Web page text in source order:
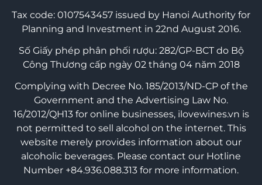
Tax code: 0107543457 issued by Hanoi Authority for
Planning and Investment in 22nd August 2016.
Số Giấy phép phân phối rượu: 282/GP-BCT do Bộ
Công Thương cấp ngày 02 tháng 04 năm 2018
Complying with Decree No. 185/2013/ND-CP of the
Government and the Advertising Law No.
16/2012/QH13 for online businesses, ilovewines.vn is
not permitted to sell alcohol on the internet. This
website merely provides information about our
alcoholic beverages. Please contact our Hotline
Number +84.936.088.313 for more information.